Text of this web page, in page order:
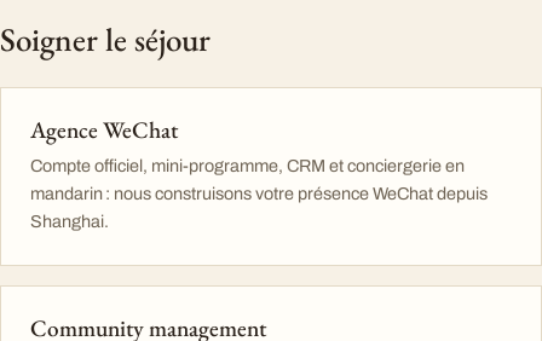
Soigner le séjour
Agence WeChat
Compte officiel, mini-programme, CRM et conciergerie en
mandarin : nous construisons votre présence WeChat depuis
Shanghai.
Community management